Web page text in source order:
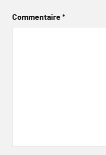
Commentaire*